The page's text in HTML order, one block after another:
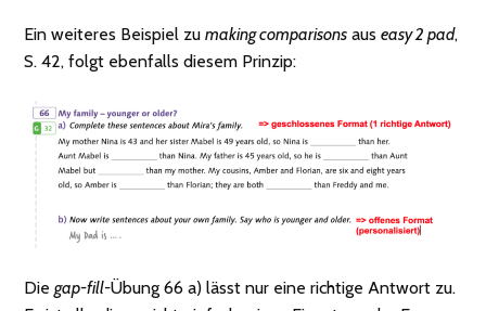
Ein weiteres Beispiel zumaking comparisons auseasy 2 pad,
S. 42, folgt ebenfalls diesem Prinzip:
Diegap-fill-Übung 66 a) lässt nur eine richtige Antwort zu.